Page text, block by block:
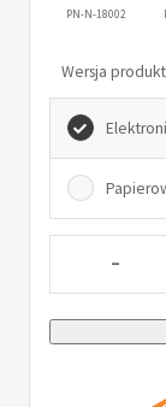
PN-N-18002
Wersja
-